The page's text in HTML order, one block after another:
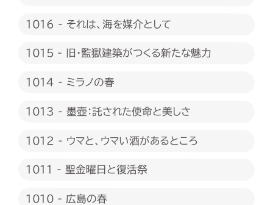
1016 - それは、海を媒介として
1015 - 旧・監獄建築がつくる新たな魅力
1014 - ミラノの春
1013 - 墨壺：託された使命と美しさ
1012 - ウマと、ウマい酒があるところ
1011 - 聖金曜日と復活祭
1010 - 広島の春